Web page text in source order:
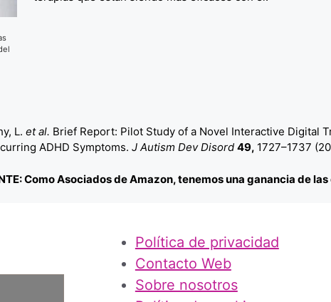
L. et al. Brief Report: Pilot Study of a Novel Interactive Digital
ADHD Symptoms. J Autism Dev Disord 49, 1727–1737
Como Asociados de Amazon, tenemos una ganancia de
Política de privacidad
Contacto Web
Sobre nosotros